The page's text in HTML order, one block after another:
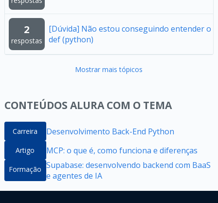
2
respostas
[Dúvida] Não estou conseguindo entender o
def (python)
Mostrar mais tópicos
CONTEÚDOS ALURA COM O TEMA
Carreira Desenvolvimento Back-End Python
Artigo MCP: o que é, como funciona e diferenças
Formação Supabase: desenvolvendo backend com BaaS
e agentes de IA